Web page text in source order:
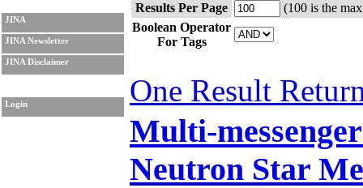
JINA
JINA Newsletter
JINA Disclaimer
Login
Results Per Page
(100 is the
Boolean Operator
For Tags
One Result
Multi-
Neutron Star